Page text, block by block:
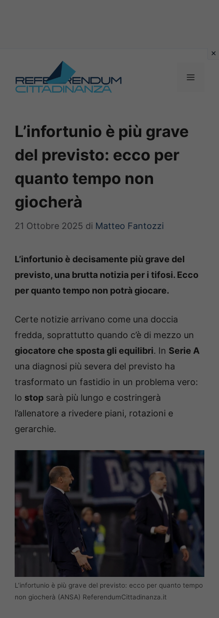
contenuto
MENU
L’infortunio è più grave
del previsto: ecco per
quanto tempo non
giocherà
21 Ottobre 2025 di Matteo Fantozzi
L’infortunio è decisamente più grave del
previsto, una brutta notizia per i tifosi. Ecco
per quanto tempo non potrà giocare.
Certe notizie arrivano come una doccia
fredda, soprattutto quando c’è di mezzo un
giocatore che sposta gli equilibri. In Serie A
una diagnosi più severa del previsto ha
trasformato un fastidio in un problema vero:
lo stop sarà più lungo e costringerà
l’allenatore a rivedere piani, rotazioni e
gerarchie.
L’infortunio è più grave del previsto: ecco per quanto tempo
non giocherà (ANSA) ReferendumCittadinanza.it